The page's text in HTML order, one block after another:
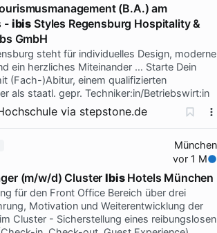
(B.A.) am
- ibis Styles Regensburg Hospitality &
GmbH
steht für individuelles Design, moderne
ein herzliches Miteinander … Starte Dein
(Fach-)Abitur, einem qualifizierten
als staatl. gepr. Techniker:in/Betriebswirt:in
via stepstone.de
München
vor 1 M
(m/w/d) ClusterIbisHotels München
für den Front Office Bereich über drei
Motivation und Weiterentwicklung der
Cluster - Sicherstellung eines reibungslosen